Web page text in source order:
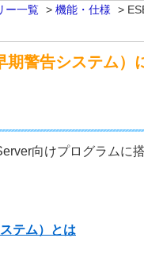
ー一覧 > 機能・仕様 >
警告システム）
向けプログラムに
テム）とは